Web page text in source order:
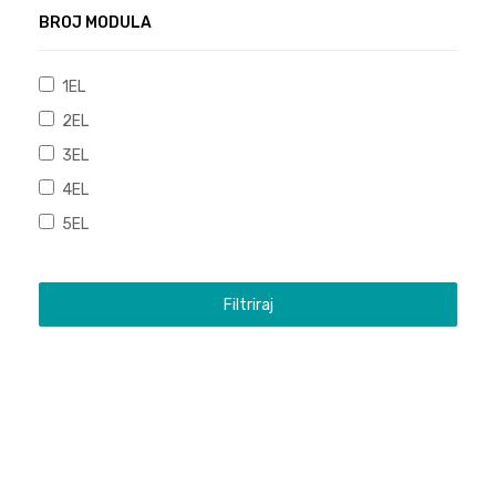
BROJ MODULA
1EL
2EL
3EL
4EL
5EL
Filtriraj